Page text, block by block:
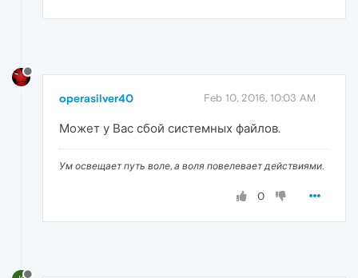
operasilver40 Feb 10, 2016, 10:03 AM
Может у Вас сбой системных файлов.
Ум освещает путь воле, а воля повелевает действиями.
0